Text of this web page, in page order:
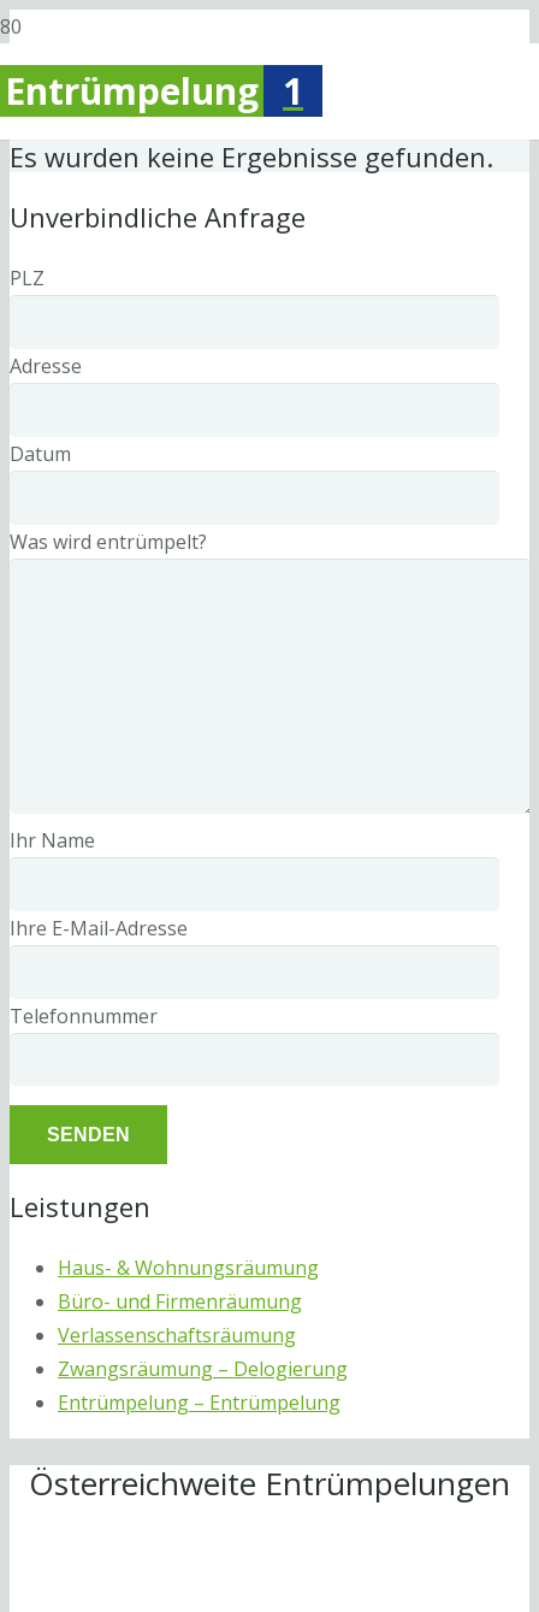
Entrümpelung 1
Es wurden keine Ergebnisse gefunden.
Unverbindliche Anfrage
PLZ
Adresse
Datum
Was wird entrümpelt?
Ihr Name
Ihre E-Mail-Adresse
Telefonnummer
Leistungen
Haus- & Wohnungsräumung
Büro- und Firmenräumung
Verlassenschaftsräumung
Zwangsräumung – Delogierung
Entrümpelung – Entrümpelung
Österreichweite Entrümpelungen